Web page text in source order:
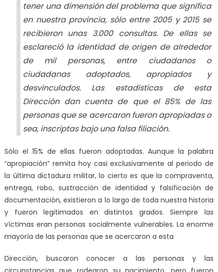
tener una dimensión del problema que significa
en nuestra provincia, sólo entre 2005 y 2015 se
recibieron unas 3.000 consultas. De ellas se
esclareció la identidad de origen de alrededor
de mil personas, entre ciudadanos o
ciudadanas adoptados, apropiados y
desvinculados. Las estadísticas de esta
Dirección dan cuenta de que el 85% de las
personas que se acercaron fueron apropiadas o
sea, inscriptas bajo una falsa filiación.
Sólo el 15% de ellas fueron adoptadas. Aunque la palabra
“apropiación” remita hoy casi exclusivamente al periodo de
la última dictadura militar, lo cierto es que la compraventa,
entrega, robo, sustracción de identidad y falsificación de
documentación, existieron a lo largo de toda nuestra historia
y fueron legitimados en distintos grados. Siempre las
víctimas eran personas socialmente vulnerables. La enorme
mayoría de las personas que se acercaron a esta
Dirección, buscaron conocer a las personas y las